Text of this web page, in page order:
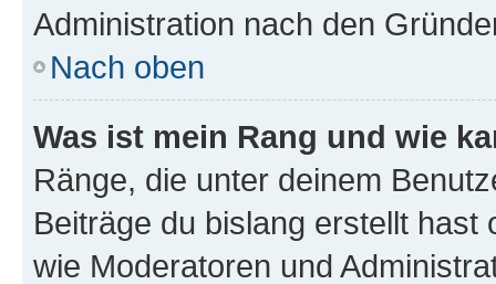
Administration nach den
Nach oben
Was ist mein Rang und wie
Ränge, die unter deinem
Beiträge du bislang erstellt
wie Moderatoren und